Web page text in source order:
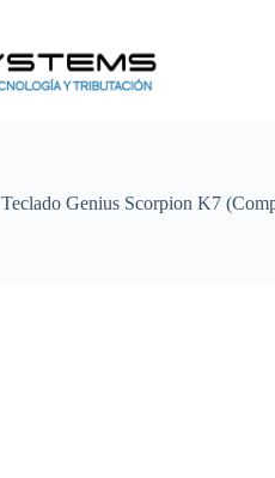
Teclado Genius Scorpion K7